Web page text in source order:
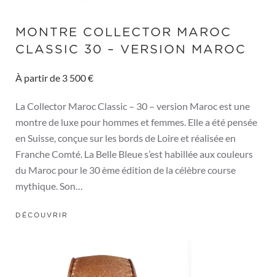
MONTRE COLLECTOR MAROC
CLASSIC 30 – VERSION MAROC
À partir de 3 500 €
La Collector Maroc Classic – 30 – version Maroc est une
montre de luxe pour hommes et femmes. Elle a été pensée
en Suisse, conçue sur les bords de Loire et réalisée en
Franche Comté. La Belle Bleue s’est habillée aux couleurs
du Maroc pour le 30 ème édition de la célèbre course
mythique. Son…
DÉCOUVRIR